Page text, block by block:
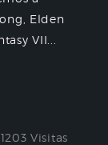
Elden
VII...
Visitas